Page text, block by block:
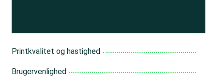
Printkvalitet og hastighed
Brugervenlighed